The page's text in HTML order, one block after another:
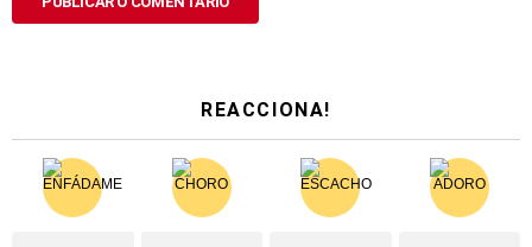
REACCIONA!